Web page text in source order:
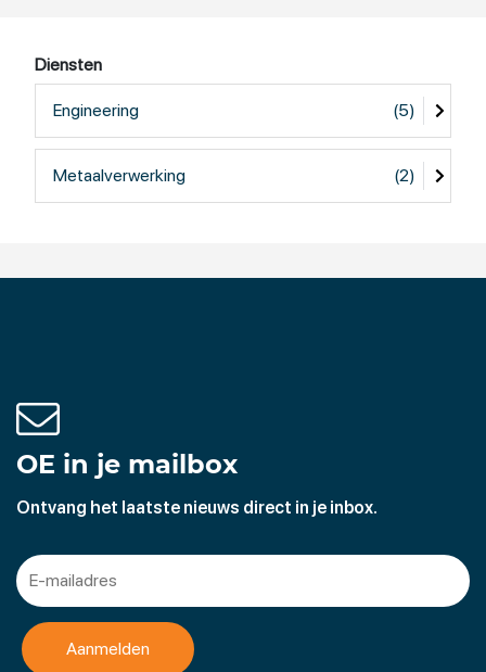
U kunt tekeningen in pdf of 3D bestanden uploaden naar
ons voor een snelle offerte of afwikkeling van het
project, let wel 3D modellen zijn bindend!
We werken met Fusion360
* machinebouw in een breed werkgebied
Diensten
Engineering (5)
Metaalverwerking (2)
OE in je mailbox
Ontvang het laatste nieuws direct in je inbox.